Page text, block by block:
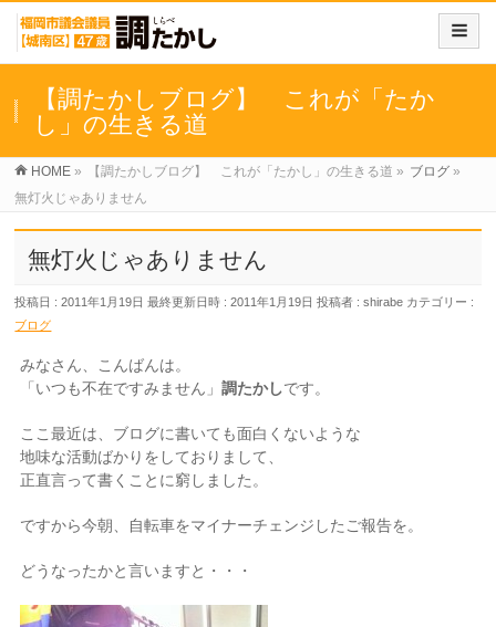
【調たかしブログ】 これが「たか
し」の生きる道
HOME » 【調たかしブログ】 これが「たかし」の生きる道 » ブログ »
無灯火じゃありません
無灯火じゃありません
投稿日 : 2011年1月19日 最終更新日時 : 2011年1月19日 投稿者 :shirabe カテゴリー :
ブログ
みなさん、こんばんは。
「いつも不在ですみません」調たかしです。
ここ最近は、ブログに書いても面白くないような
地味な活動ばかりをしておりまして、
正直言って書くことに窮しました。
ですから今朝、自転車をマイナーチェンジしたご報告を。
どうなったかと言いますと・・・